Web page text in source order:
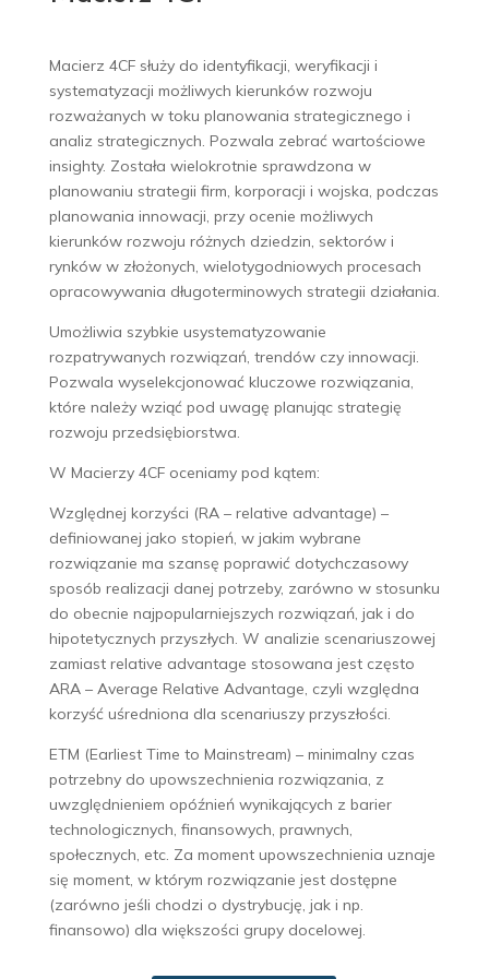
Macierz 4CF służy do identyfikacji, weryfikacji i
systematyzacji możliwych kierunków rozwoju
rozważanych w toku planowania strategicznego i
analiz strategicznych. Pozwala zebrać wartościowe
insighty. Została wielokrotnie sprawdzona w
planowaniu strategii firm, korporacji i wojska, podczas
planowania innowacji, przy ocenie możliwych
kierunków rozwoju różnych dziedzin, sektorów i
rynków w złożonych, wielotygodniowych procesach
opracowywania długoterminowych strategii działania.
Umożliwia szybkie usystematyzowanie
rozpatrywanych rozwiązań, trendów czy innowacji.
Pozwala wyselekcjonować kluczowe rozwiązania,
które należy wziąć pod uwagę planując strategię
rozwoju przedsiębiorstwa.
W Macierzy 4CF oceniamy pod kątem:
Względnej korzyści (RA – relative advantage) –
definiowanej jako stopień, w jakim wybrane
rozwiązanie ma szansę poprawić dotychczasowy
sposób realizacji danej potrzeby, zarówno w stosunku
do obecnie najpopularniejszych rozwiązań, jak i do
hipotetycznych przyszłych. W analizie scenariuszowej
zamiast relative advantage stosowana jest często
ARA – Average Relative Advantage, czyli względna
korzyść uśredniona dla scenariuszy przyszłości.
ETM (Earliest Time to Mainstream) – minimalny czas
potrzebny do upowszechnienia rozwiązania, z
uwzględnieniem opóźnień wynikających z barier
technologicznych, finansowych, prawnych,
społecznych, etc. Za moment upowszechnienia uznaje
się moment, w którym rozwiązanie jest dostępne
(zarówno jeśli chodzi o dystrybucję, jak i np.
finansowo) dla większości grupy docelowej.